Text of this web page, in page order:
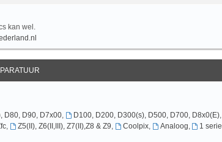
kan wel.
D80, D90, D7x00, D100, D200, D300(s), D500, D700, D8x0(E),
, Z5(II), Z6(II,III), Z7(II),Z8 & Z9, Coolpix, Analoog, 1 serie